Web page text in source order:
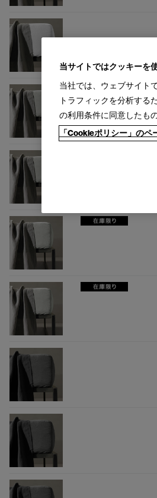
当サイトではクッキーを
当社では、ウェブサイト
トラフィックを分析する
の利用条件に同意したも
「Cookieポリシー」の